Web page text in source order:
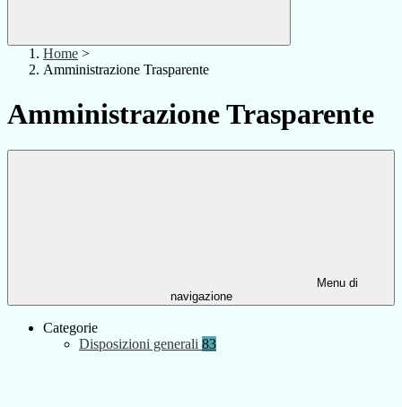
Home >
Amministrazione Trasparente
Amministrazione Trasparente
Menu di
navigazione
Categorie
Disposizioni generali 83